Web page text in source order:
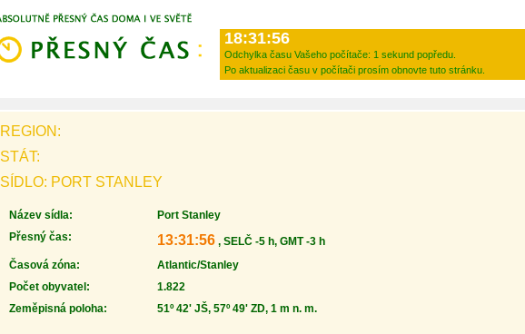
18:31:56
Odchylka času Vašeho počítače: 1 sekund popředu.
Po aktualizaci času v počítači prosím obnovte tuto stránku.
REGION:
STÁT:
SÍDLO: PORT STANLEY
Název sídla:
Port Stanley
Přesný čas:
13:31:56 , SELČ -5 h, GMT -3 h
Časová zóna:
Atlantic/Stanley
Počet obyvatel:
1.822
Zeměpisná poloha:
51º 42' JŠ, 57º 49' ZD, 1 m n. m.